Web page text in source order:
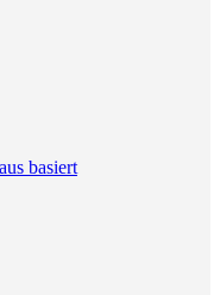
basiert